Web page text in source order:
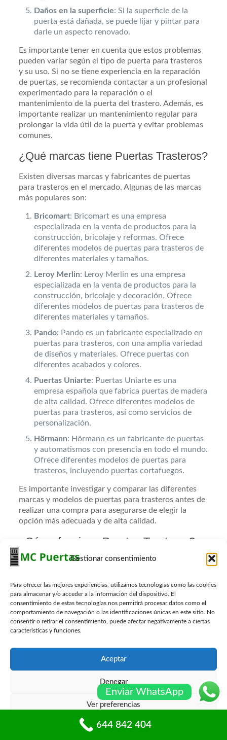
Gestionar consentimiento
Para ofrecer las mejores experiencias, utilizamos tecnologías como las cookies
para almacenar y/o acceder a la información del dispositivo. El
consentimiento de estas tecnologías nos permitirá procesar datos como el
comportamiento de navegación o las identificaciones únicas en este sitio. No
consentir o retirar el consentimiento, puede afectar negativamente a ciertas
características y funciones.
Aceptar
Denegar
Ver preferencias
Política de cookiesPolíticas de privacidad
Daños en la superficie: Si la superficie de la
puerta está dañada, se puede lijar y pintar para
darle un aspecto renovado.
Es importante tener en cuenta que estos problemas
pueden variar según el tipo de puerta para trasteros
y su uso. Si no se tiene experiencia en la reparación
de puertas, se recomienda contactar a un profesional
experimentado para la reparación o el
mantenimiento de la puerta del trastero. Además, es
importante realizar un mantenimiento regular para
prolongar la vida útil de la puerta y evitar problemas
comunes.
¿Qué marcas tiene Puertas Trasteros?
Existen diversas marcas y fabricantes de puertas
para trasteros en el mercado. Algunas de las marcas
más populares son:
Bricomart: Bricomart es una empresa
especializada en la venta de productos para la
construcción, bricolaje y reformas. Ofrece
diferentes modelos de puertas para trasteros de
diferentes materiales y tamaños.
Leroy Merlin: Leroy Merlin es una empresa
especializada en la venta de productos para la
construcción, bricolaje y decoración. Ofrece
diferentes modelos de puertas para trasteros de
diferentes materiales y tamaños.
Pando: Pando es un fabricante especializado en
puertas para trasteros, con una amplia variedad
de diseños y materiales. Ofrece puertas con
diferentes acabados y colores.
Puertas Uniarte: Puertas Uniarte es una
empresa española que fabrica puertas de madera
de alta calidad. Ofrece diferentes modelos de
puertas para trasteros, así como servicios de
personalización.
Hörmann: Hörmann es un fabricante de puertas
y automatismos con presencia en todo el mundo.
Ofrece diferentes modelos de puertas para
trasteros, incluyendo puertas cortafuegos.
Es importante investigar y comparar las diferentes
marcas y modelos de puertas para trasteros antes de
realizar una compra para asegurarse de elegir la
opción más adecuada y de alta calidad.
¿Cómo funciona Puertas Trasteros?
Las puertas para trasteros funcionan de manera
están diseñadas específicamente para su uso en
trasteros y espacios de almacenamiento. Las puertas
para trasteros pueden ser de diferentes materiales,
como madera, metal, vidrio o PVC, y pueden tener
diferentes características, como cerraduras, bisagras,
La función principal de las puertas para trasteros es
permitir el acceso al espacio de almacenamiento
los objetos almacenados. Las puertas para trasteros
también pueden ofrecer características adicionales
como resistencia al fuego, aislamiento acústico y
térmico, y diseño personalizado.
Enviar WhatsApp
644 842 404